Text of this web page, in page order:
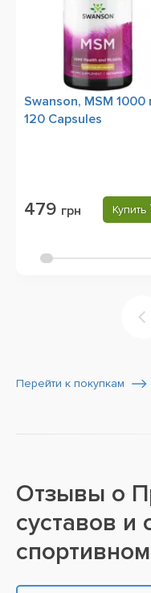
Swanson, MSM 1000
120 Capsules
479 грн Купить
Перейти к покупкам
Отзывы о
суставов и